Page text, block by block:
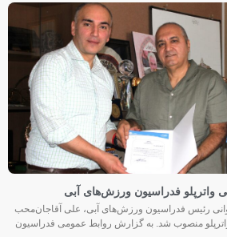
واترپلو فدراسیون ورزش‌های آبی
رئیس فدراسیون ورزش‌های آبی، علی آقاجان‌محب
منصوب شد. به گزارش روابط عمومی فدراسیون